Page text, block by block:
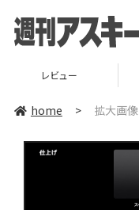
レビュー
home > 拡大画像